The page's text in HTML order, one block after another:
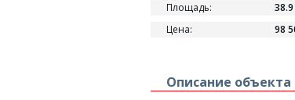
Площадь:
Цена:
98
Описание объекта